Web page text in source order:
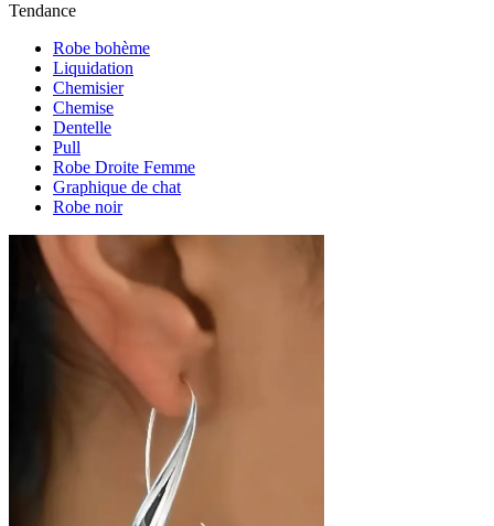
Tendance
Robe bohème
Liquidation
Chemisier
Chemise
Dentelle
Pull
Robe Droite Femme
Graphique de chat
Robe noir